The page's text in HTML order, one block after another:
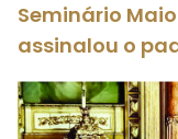
Seminário
assinalou o